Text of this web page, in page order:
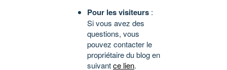
Pour les visiteurs :
Si vous avez des
questions, vous
pouvez contacter le
propriétaire du blog en
suivantce lien.